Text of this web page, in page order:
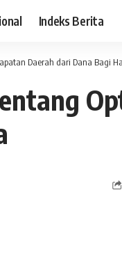
Indeks Berita
Daerah dari Dana Bagi Hasil